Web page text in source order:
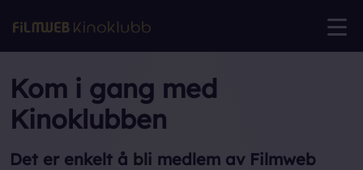
Kom i gang med
Kinoklubben
Det er enkelt å bli medlem av Filmweb